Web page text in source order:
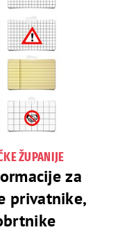
ŽUPANIJE
za
privatnike,